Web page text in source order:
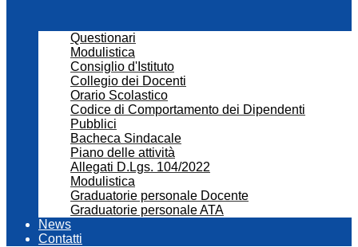
Questionari
Modulistica
Consiglio d'Istituto
Collegio dei Docenti
Orario Scolastico
Codice di Comportamento dei Dipendenti
Pubblici
Bacheca Sindacale
Piano delle attività
Allegati D.Lgs. 104/2022
Modulistica
Graduatorie personale Docente
Graduatorie personale ATA
News
Contatti